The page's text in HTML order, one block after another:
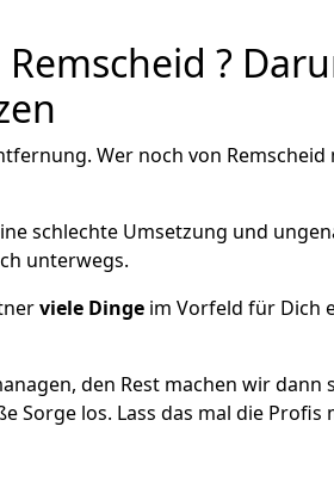
?
Wer noch von
schlechte Umsetzung und
unterwegs.
viele Dinge im Vorfeld für Dich
den Rest machen wir
Sorge los. Lass das mal die Profis